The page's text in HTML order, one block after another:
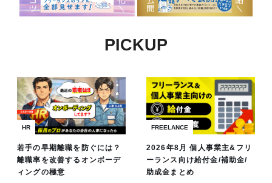
PICKUP
HR
若手の早期離職を防ぐには？
離職率を改善するオンボーデ
ィングの極意
FREELANCE
2026年8月 個人事業主&フリ
ーランス向け給付金/補助金/
助成金まとめ